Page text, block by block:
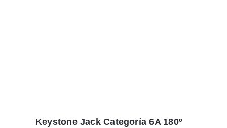
Keystone Jack Categoría 6A 180º